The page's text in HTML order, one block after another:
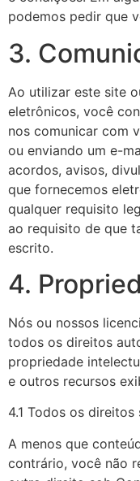
podemos pedir que
3.
Ao utilizar este site
eletrônicos, você
nos comunicar com
ou enviando um e-
acordos, avisos,
que fornecemos
qualquer requisito
ao requisito de que
escrito.
4.
Nós ou nossos
todos os direitos
propriedade
e outros recursos
4.1 Todos os
A menos que
contrário, você não